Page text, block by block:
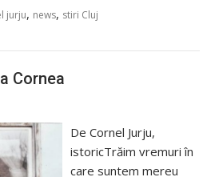
jurju, news, stiri Cluj
Cornea
De Cornel Jurju,
istoricTrăim vremuri în
care suntem mereu